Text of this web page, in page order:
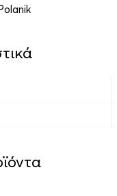
Polanik